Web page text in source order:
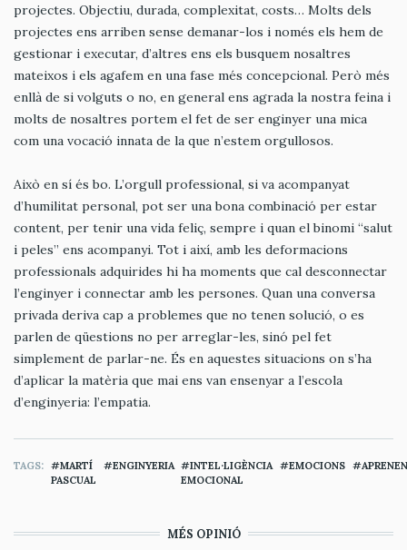
projectes. Objectiu, durada, complexitat, costs… Molts dels
projectes ens arriben sense demanar-los i només els hem de
gestionar i executar, d’altres ens els busquem nosaltres
mateixos i els agafem en una fase més concepcional. Però més
enllà de si volguts o no, en general ens agrada la nostra feina i
molts de nosaltres portem el fet de ser enginyer una mica
com una vocació innata de la que n’estem orgullosos.
Això en sí és bo. L’orgull professional, si va acompanyat
d’humilitat personal, pot ser una bona combinació per estar
content, per tenir una vida feliç, sempre i quan el binomi “salut
i peles” ens acompanyi. Tot i així, amb les deformacions
professionals adquirides hi ha moments que cal desconnectar
l’enginyer i connectar amb les persones. Quan una conversa
privada deriva cap a problemes que no tenen solució, o es
parlen de qüestions no per arreglar-les, sinó pel fet
simplement de parlar-ne. És en aquestes situacions on s’ha
d’aplicar la matèria que mai ens van ensenyar a l’escola
d’enginyeria: l’empatia.
TAGS
MARTÍ
PASCUAL
ENGINYERIA
INTEL·LIGÈNCIA
EMOCIONAL
EMOCIONS
MÉS OPINIÓ